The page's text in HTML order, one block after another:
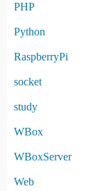
PHP
Python
RaspberryPi
socket
study
WBox
WBoxServer
Web